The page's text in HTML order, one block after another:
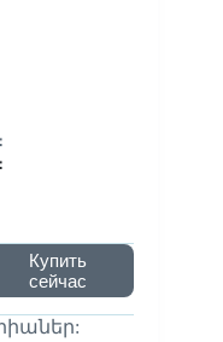
Купить
сейчас